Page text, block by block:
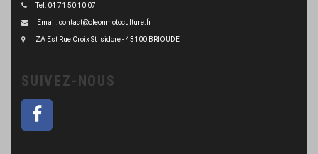
Tel: 04 71 50 10 07
Email: contact@oleonmotoculture.fr
ZA Est Rue Croix St Isidore - 43100 BRIOUDE
SUIVEZ-NOUS